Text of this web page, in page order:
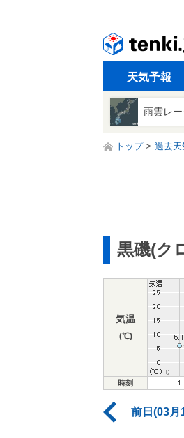
天気予報
雨雲レ
トップ 過去天
黒磯(ク
気温
(℃)
時刻
前日(03月